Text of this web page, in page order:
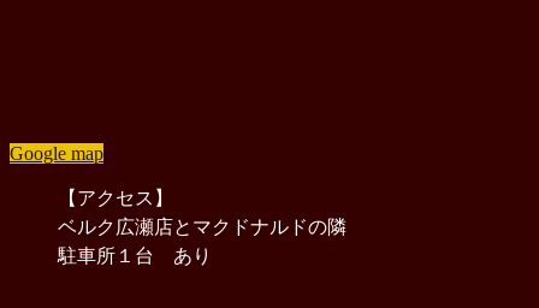
Google map
【アクセス】
ベルク広瀬店とマクドナルドの隣
駐車所１台 あり